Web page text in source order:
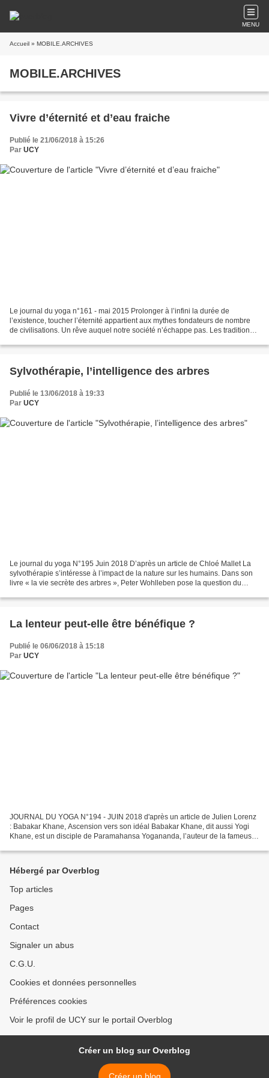
MENU
Accueil » MOBILE.ARCHIVES
MOBILE.ARCHIVES
Vivre d’éternité et d’eau fraiche
Publié le 21/06/2018 à 15:26
Par UCY
Le journal du yoga n°161 - mai 2015 Prolonger à l’infini la durée de
l’existence, toucher l’éternité appartient aux mythes fondateurs de nombre
de civilisations. Un rêve auquel notre société n’échappe pas. Les traditions
Sylvothérapie, l’intelligence des arbres
Publié le 13/06/2018 à 19:33
Par UCY
Le journal du yoga N°195 Juin 2018 D’après un article de Chloé Mallet La
sylvothérapie s’intéresse à l’impact de la nature sur les humains. Dans son
livre « la vie secrète des arbres », Peter Wohlleben pose la question du
La lenteur peut-elle être bénéfique ?
Publié le 06/06/2018 à 15:18
Par UCY
JOURNAL DU YOGA N°194 - JUIN 2018 d'après un article de Julien Lorenz
: Babakar Khane, Ascension vers son idéal Babakar Khane, dit aussi Yogi
Khane, est un disciple de Paramahansa Yogananda, l’auteur de la fameuse
Hébergé par Overblog
Top articles
Pages
Contact
Signaler un abus
C.G.U.
Cookies et données personnelles
Préférences cookies
Voir le profil de UCY sur le portail Overblog
Créer un blog sur Overblog